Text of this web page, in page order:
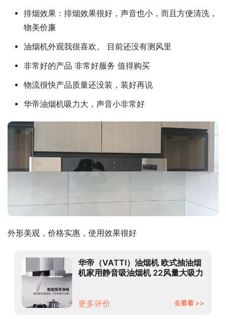
排烟效果：排烟效果很好，声音也小，而且方便清洗，
物美价廉
油烟机外观我很喜欢。 目前还没有测风里
非常好的产品 非常好服务 值得购买
物流很快产品质量还没装，装好再说
华帝油烟机吸力大，声音小非常好
外形美观，价格实惠，使用效果很好
华帝（VATTI）油烟机 欧式抽油烟
机家用静音吸油烟机 22风量大吸力
更多评价
去看看 >>